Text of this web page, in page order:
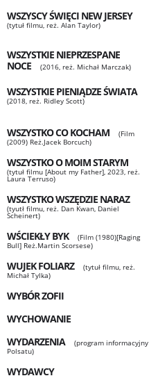
WSZYSCY ŚWIĘCI NEW JERSEY
(tytuł filmu, reż. Alan Taylor)
WSZYSTKIE NIEPRZESPANE
NOCE
(2016, reż. Michał Marczak)
WSZYSTKIE PIENIĄDZE ŚWIATA
(2018, reż. Ridley Scott)
WSZYSTKO CO KOCHAM
(Film
(2009) Reż.Jacek Borcuch)
WSZYSTKO O MOIM STARYM
(tytuł filmu [About my Father], 2023, reż.
Laura Terruso)
WSZYSTKO WSZĘDZIE NARAZ
(tyutł filmu, reż. Dan Kwan, Daniel
Scheinert)
WŚCIEKŁY BYK
(Film (1980)[Raging
Bull] Reż.Martin Scorsese)
WUJEK FOLIARZ
(tytuł filmu, reż.
Michał Tylka)
WYBÓR ZOFII
WYCHOWANIE
WYDARZENIA
(program informacyjny
Polsatu)
WYDAWCY